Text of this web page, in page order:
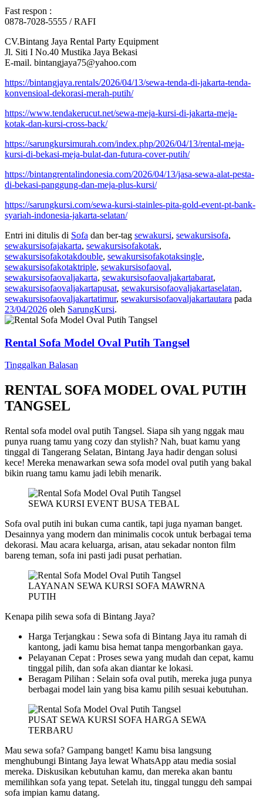
Fast respon :
0878-7028-5555 / RAFI
CV.Bintang Jaya Rental Party Equipment
Jl. Siti I No.40 Mustika Jaya Bekasi
E-mail. bintangjaya75@yahoo.com
https://bintangjaya.rentals/2026/04/13/sewa-tenda-di-jakarta-tenda-
konvensioal-dekorasi-merah-putih/
https://www.tendakerucut.net/sewa-meja-kursi-di-jakarta-meja-
kotak-dan-kursi-cross-back/
https://sarungkursimurah.com/index.php/2026/04/13/rental-meja-
kursi-di-bekasi-meja-bulat-dan-futura-cover-putih/
https://bintangrentalindonesia.com/2026/04/13/jasa-sewa-alat-pesta-
di-bekasi-panggung-dan-meja-plus-kursi/
https://sarungkursi.com/sewa-kursi-stainles-pita-gold-event-pt-bank-
syariah-indonesia-jakarta-selatan/
Entri ini ditulis di Sofa dan ber-tag sewakursi, sewakursisofa,
sewakursisofajakarta, sewakursisofakotak,
sewakursisofakotakdouble, sewakursisofakotaksingle,
sewakursisofakotaktriple, sewakursisofaoval,
sewakursisofaovaljakarta, sewakursisofaovaljakartabarat,
sewakursisofaovaljakartapusat, sewakursisofaovaljakartaselatan,
sewakursisofaovaljakartatimur, sewakursisofaovaljakartautara pada
23/04/2026 oleh SarungKursi.
Rental Sofa Model Oval Putih Tangsel
Tinggalkan Balasan
RENTAL SOFA MODEL OVAL PUTIH
TANGSEL
Rental sofa model oval putih Tangsel. Siapa sih yang nggak mau
punya ruang tamu yang cozy dan stylish? Nah, buat kamu yang
tinggal di Tangerang Selatan, Bintang Jaya hadir dengan solusi
kece! Mereka menawarkan sewa sofa model oval putih yang bakal
bikin ruang tamu kamu jadi lebih menarik.
SEWA KURSI EVENT BUSA TEBAL
Sofa oval putih ini bukan cuma cantik, tapi juga nyaman banget.
Desainnya yang modern dan minimalis cocok untuk berbagai tema
dekorasi. Mau acara keluarga, arisan, atau sekadar nonton film
bareng teman, sofa ini pasti jadi pusat perhatian.
LAYANAN SEWA KURSI SOFA MAWRNA
PUTIH
Kenapa pilih sewa sofa di Bintang Jaya?
Harga Terjangkau : Sewa sofa di Bintang Jaya itu ramah di
kantong, jadi kamu bisa hemat tanpa mengorbankan gaya.
Pelayanan Cepat : Proses sewa yang mudah dan cepat, kamu
tinggal pilih, dan sofa akan diantar ke lokasi.
Beragam Pilihan : Selain sofa oval putih, mereka juga punya
berbagai model lain yang bisa kamu pilih sesuai kebutuhan.
PUSAT SEWA KURSI SOFA HARGA SEWA
TERBARU
Mau sewa sofa? Gampang banget! Kamu bisa langsung
menghubungi Bintang Jaya lewat WhatsApp atau media sosial
mereka. Diskusikan kebutuhan kamu, dan mereka akan bantu
memilihkan sofa yang tepat. Setelah itu, tinggal tunggu deh sampai
sofa impian kamu datang.